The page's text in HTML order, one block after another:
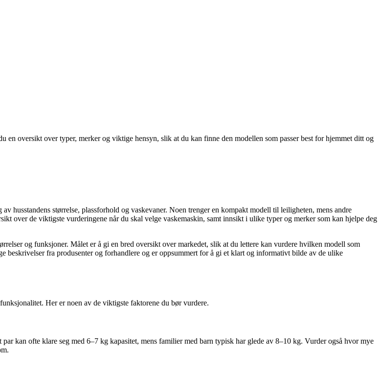
en oversikt over typer, merker og viktige hensyn, slik at du kan finne den modellen som passer best for hjemmet ditt og
husstandens størrelse, plassforhold og vaskevaner. Noen trenger en kompakt modell til leiligheten, mens andre
over de viktigste vurderingene når du skal velge vaskemaskin, samt innsikt i ulike typer og merker som kan hjelpe deg
og funksjoner. Målet er å gi en bred oversikt over markedet, slik at du lettere kan vurdere hvilken modell som
beskrivelser fra produsenter og forhandlere og er oppsummert for å gi et klart og informativt bilde av de ulike
Her er noen av de viktigste faktorene du bør vurdere.
kan ofte klare seg med 6–7 kg kapasitet, mens familier med barn typisk har glede av 8–10 kg. Vurder også hvor mye